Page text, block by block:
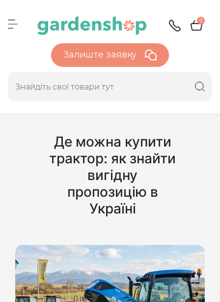
0
Залиште заявку
Де можна купити
трактор: як знайти
вигідну
пропозицію в
Україні